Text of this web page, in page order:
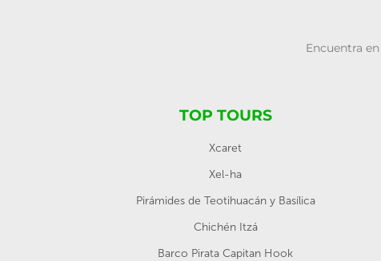
Encuentra
TOP TOURS
Xcaret
Xel-ha
Pirámides de Teotihuacán y Basílica
Chichén Itzá
Barco Pirata Capitan Hook